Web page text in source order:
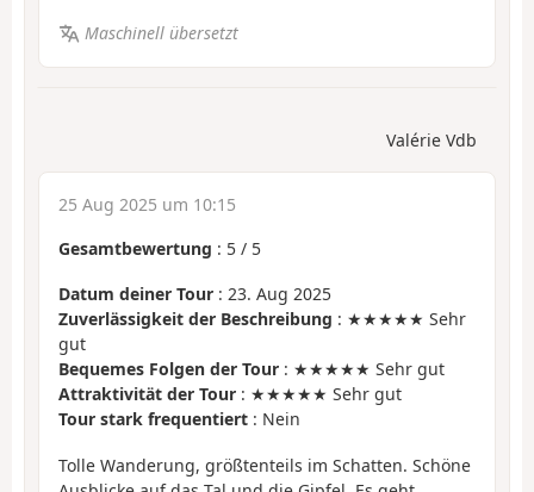
Maschinell übersetzt
Valérie Vdb
25 Aug 2025 um 10:15
Gesamtbewertung : 5 / 5
Datum deiner Tour : 23. Aug 2025
Zuverlässigkeit der Beschreibung : ★★★★★ Sehr
gut
Bequemes Folgen der Tour : ★★★★★ Sehr gut
Attraktivität der Tour : ★★★★★ Sehr gut
Tour stark frequentiert : Nein
Tolle Wanderung, größtenteils im Schatten. Schöne